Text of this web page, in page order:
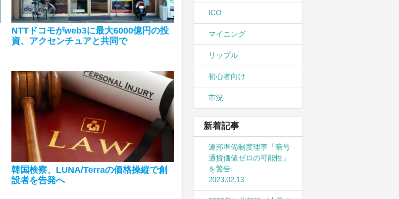
NTTドコモがweb3に最大6000億円の投
資、アクセンチュアと共同で
韓国検察、LUNA/Terraの価格操縦で創
設者を告発へ
ICO
マイニング
リップル
初心者向け
市況
新着記事
連邦準備制度理事「暗号
通貨価値ゼロの可能性」
を警告
2023.02.13